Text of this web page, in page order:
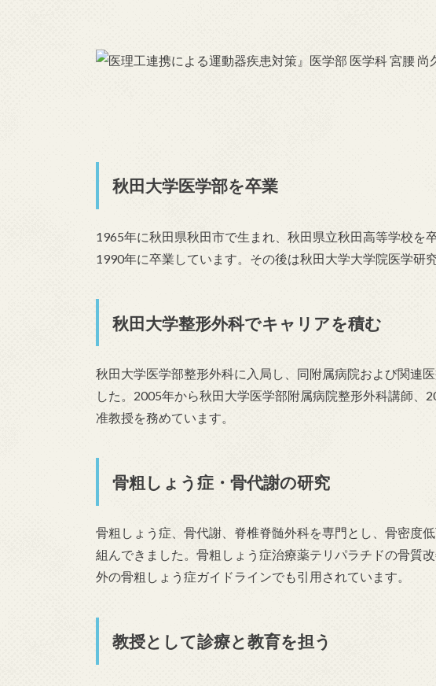
秋田大学医学部を卒業
1965年に秋田県秋田市で生まれ、秋田県立秋田高等学校を
1990年に卒業しています。その後は秋田大学大学院医学研
秋田大学整形外科でキャリアを積む
秋田大学医学部整形外科に入局し、同附属病院および関連
した。2005年から秋田大学医学部附属病院整形外科講師、
准教授を務めています。
骨粗しょう症・骨代謝の研究
骨粗しょう症、骨代謝、脊椎脊髄外科を専門とし、骨密度
組んできました。骨粗しょう症治療薬テリパラチドの骨質
外の骨粗しょう症ガイドラインでも引用されています。
教授として診療と教育を担う